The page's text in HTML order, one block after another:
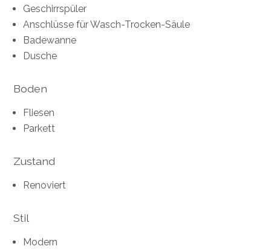
Geschirrspüler
Anschlüsse für Wasch-Trocken-Säule
Badewanne
Dusche
Boden
Fliesen
Parkett
Zustand
Renoviert
Stil
Modern